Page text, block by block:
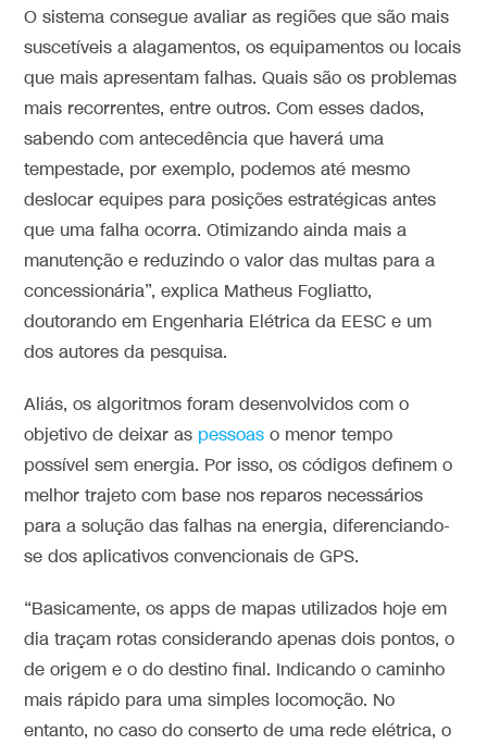
O sistema consegue avaliar as regiões que são mais
suscetíveis a alagamentos, os equipamentos ou locais
que mais apresentam falhas. Quais são os problemas
mais recorrentes, entre outros. Com esses dados,
sabendo com antecedência que haverá uma
tempestade, por exemplo, podemos até mesmo
deslocar equipes para posições estratégicas antes
que uma falha ocorra. Otimizando ainda mais a
manutenção e reduzindo o valor das multas para a
concessionária”, explica Matheus Fogliatto,
doutorando em Engenharia Elétrica da EESC e um
dos autores da pesquisa.
Aliás, os algoritmos foram desenvolvidos com o
objetivo de deixar as pessoas o menor tempo
possível sem energia. Por isso, os códigos definem o
melhor trajeto com base nos reparos necessários
para a solução das falhas na energia, diferenciando-
se dos aplicativos convencionais de GPS.
“Basicamente, os apps de mapas utilizados hoje em
dia traçam rotas considerando apenas dois pontos, o
de origem e o do destino final. Indicando o caminho
mais rápido para uma simples locomoção. No
entanto, no caso do conserto de uma rede elétrica, o